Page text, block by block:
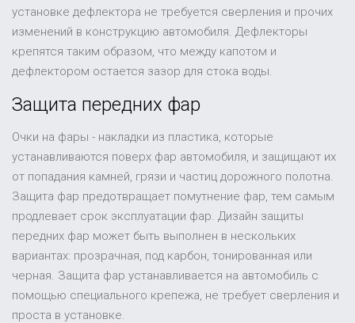
установке дефлектора не требуется сверления и прочих
изменений в конструкцию автомобиля. Дефлекторы
крепятся таким образом, что между капотом и
дефлектором остается зазор для стока воды.
Защита передних фар
Очки на фары - накладки из пластика, которые
устанавливаются поверх фар автомобиля, и защищают их
от попадания камней, грязи и частиц дорожного полотна.
Защита фар предотвращает помутнение фар, тем самым
продлевает срок эксплуатации фар. Дизайн защиты
передних фар может быть выполнен в нескольких
вариантах: прозрачная, под карбон, тонированная или
черная. Защита фар устанавливается на автомобиль с
помощью специального крепежа, не требует сверления и
проста в установке.